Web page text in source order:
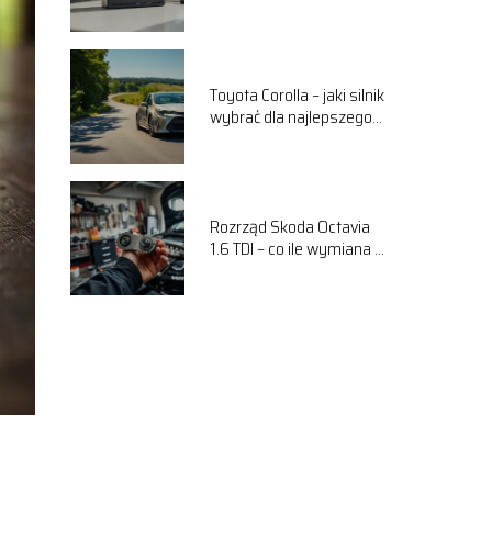
Toyota Corolla – jaki silnik
wybrać dla najlepszego
Rozrząd Skoda Octavia
1.6 TDI – co ile wymiana i